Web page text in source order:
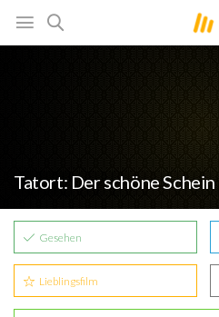
Tatort: Der schöne Schein
Gesehen
Lieblingsfilm